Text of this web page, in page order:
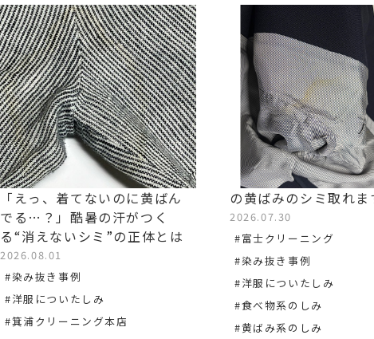
「えっ、着てないのに黄ばん
でる…？」酷暑の汗がつく
る“消えないシミ”の正体とは
2026.08.01
#染み抜き事例
#洋服についたしみ
#箕浦クリーニング本店
の黄ばみのシミ取れ
2026.07.30
#富士クリーニング
#染み抜き事例
#洋服についたしみ
#食べ物系のしみ
#黄ばみ系のしみ